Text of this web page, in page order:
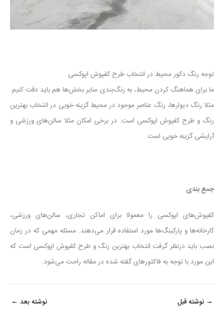
توجه رنگ دکور محیط در انتخاب طرح کفپوش اپوکسی
ما برای هماهنگ کردن محیط، به رنگ‌بندی سایر بخش‌ها هم باید دقت کنیم.
مثلا رنگ دیوارها، رنگ عناصر موجود در محیط گزینه خوبی در انتخاب بهترین
رنگ و طرح کفپوش اپوکسی است. در برخی امکان مثلا سالن‌های ورزشی و
آرایشی گزینه خوبی است.
جمع بندی
کفپوش‌های اپوکسی را معمولا برای اماکن تجاری، سالن‌های ورزشی،
کارخانه‌ها و پارکینگ‌ها مورد استفاده قرار می‌دهند. مسئله مهمی که در زمان
نصب باید درنظر گرفت انتخاب بهترین رنگ و طرح کفپوش اپوکسی است که
این مورد با توجه به فاکتورهای گفته شده در مقاله راحت می‌شود.
→ نوشته قبل نوشته بعد ←